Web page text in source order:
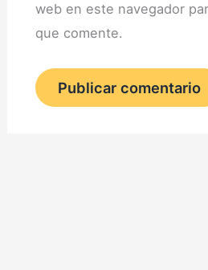
web en este navegador
que comente.